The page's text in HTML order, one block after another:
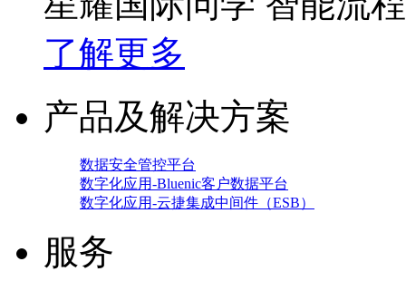
了解更多
产品及解决方案
数据安全管控平台
数字化应用-Bluenic客户数据平台
数字化应用-云捷集成中间件（ESB）
服务